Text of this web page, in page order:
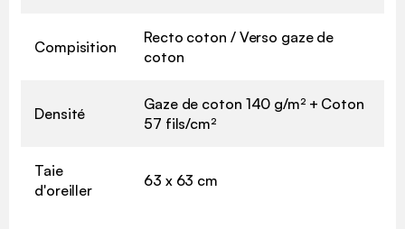
Compisition
Recto coton / Verso gaze de
coton
Densité
Gaze de coton 140 g/m² + Coton
57 fils/cm²
Taie
d'oreiller
63 x 63 cm